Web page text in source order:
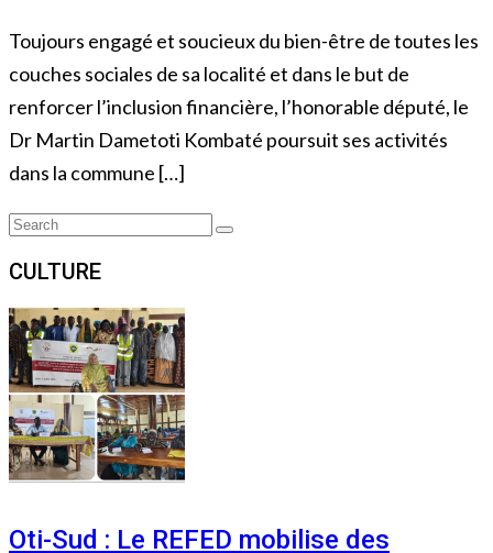
Toujours engagé et soucieux du bien-être de toutes les
couches sociales de sa localité et dans le but de
renforcer l’inclusion financière, l’honorable député, le
Dr Martin Dametoti Kombaté poursuit ses activités
dans la commune […]
Search
Search
CULTURE
Oti-Sud : Le REFED mobilise des